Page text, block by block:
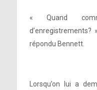
« Quand
répondu Bennett.
Lorsqu’on lui a